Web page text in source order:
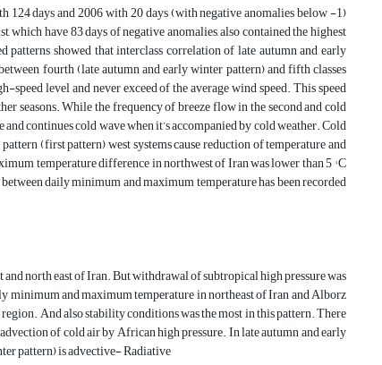
124 days and 2006 with 20 days (with negative anomalies below -1)
which have 83 days of negative anomalies, also contained the highest
showed that interclass correlation of late autumn and early
fourth (late autumn and early winter pattern) and fifth classes
level and never exceed of the average wind speed. This speed
seasons. While the frequency of breeze flow in the second and cold
continues cold wave when it’s accompanied by cold weather. Cold
(first pattern) west systems cause reduction of temperature and
temperature difference in northwest of Iran was lower than 5 ° C
daily minimum and maximum temperature has been recorded
north east of Iran. But withdrawal of subtropical high pressure was
minimum and maximum temperature in northeast of Iran and Alborz
And also stability conditions was the most in this pattern. There
of cold air by African high pressure. In late autumn and early
pattern) is advective- Radiative